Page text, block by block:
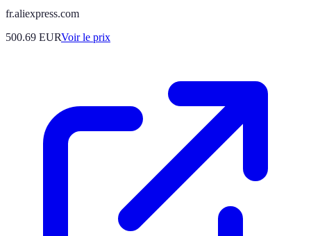
fr.aliexpress.com
500.69 EURVoir le prix